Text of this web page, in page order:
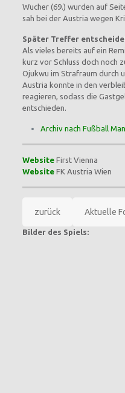
Wucher (69.) wurden auf
sah bei der Austria wegen
Später Treffer
Als vieles bereits auf ein
kurz vor Schluss doch noch
Ojukwu im Strafraum durch
Austria konnte in den
reagieren, sodass die
entschieden.
Archiv nach Fußball
WebsiteFirst Vienna
WebsiteFK Austria Wien
zurück Aktuelle
Bilder des Spiels: